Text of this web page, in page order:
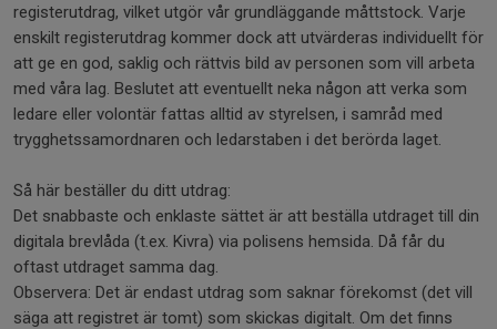
registerutdrag, vilket utgör vår grundläggande måttstock. Varje
enskilt registerutdrag kommer dock att utvärderas individuellt för
att ge en god, saklig och rättvis bild av personen som vill arbeta
med våra lag. Beslutet att eventuellt neka någon att verka som
ledare eller volontär fattas alltid av styrelsen, i samråd med
trygghetssamordnaren och ledarstaben i det berörda laget.
Så här beställer du ditt utdrag:
Det snabbaste och enklaste sättet är att beställa utdraget till din
digitala brevlåda (t.ex. Kivra) via polisens hemsida. Då får du
oftast utdraget samma dag.
Observera: Det är endast utdrag som saknar förekomst (det vill
säga att registret är tomt) som skickas digitalt. Om det finns